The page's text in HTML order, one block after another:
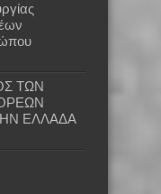
ΤΩΝ
ΕΛΛΑΔΑ